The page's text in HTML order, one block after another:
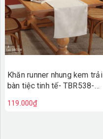
Khăn runner nhung kem trải
bàn tiệc tinh tế- TBR538-
119.000₫